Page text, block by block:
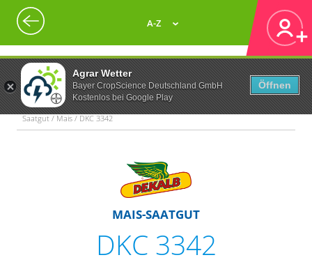
Agrar Wetter
Bayer CropScience Deutschland GmbH
Kostenlos bei Google Play
Öffnen
A-Z
Saatgut / Mais / DKC 3342
MAIS-SAATGUT
DKC 3342